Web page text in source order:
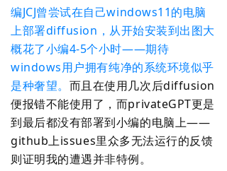
编JCJ曾尝试在自己windows11的电脑
上部署diffusion，从开始安装到出图大
概花了小编4-5个小时——期待
windows用户拥有纯净的系统环境似乎
是种奢望。 而且在使用几次后diffusion
便报错不能使用了，而privateGPT更是
到最后都没有部署到小编的电脑上——
github上issues里众多无法运行的反馈
则证明我的遭遇并非特例。